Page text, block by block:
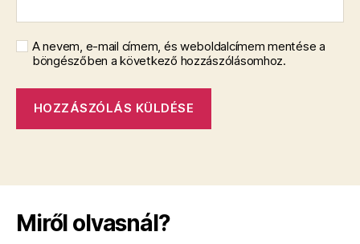
A nevem, e-mail címem, és weboldalcímem mentése a
böngészőben a következő hozzászólásomhoz.
Miről olvasnál?